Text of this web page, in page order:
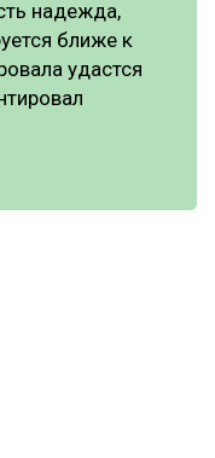
надежда,
ближе к
удастся